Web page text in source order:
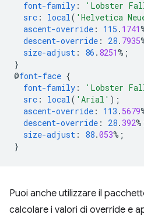
font-family : 'Lobster
src : local( 'Helvetica
ascent-override : 115 . 1741
descent-override : 28. 7935
size-adjust : 86 . 8251%;
}
@font-face {
font-family : 'Lobster
src : local( 'Arial' );
ascent-override : 113 . 5679
descent-override : 28. 392
size-adjust : 88.053%;
}
Puoi anche utilizzare il
calcolare i valori di override e